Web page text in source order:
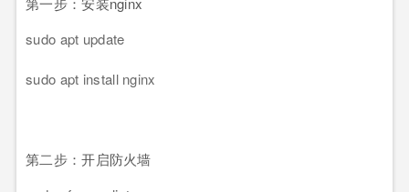
sudo apt update
sudo apt install nginx
第二步：开启防火墙